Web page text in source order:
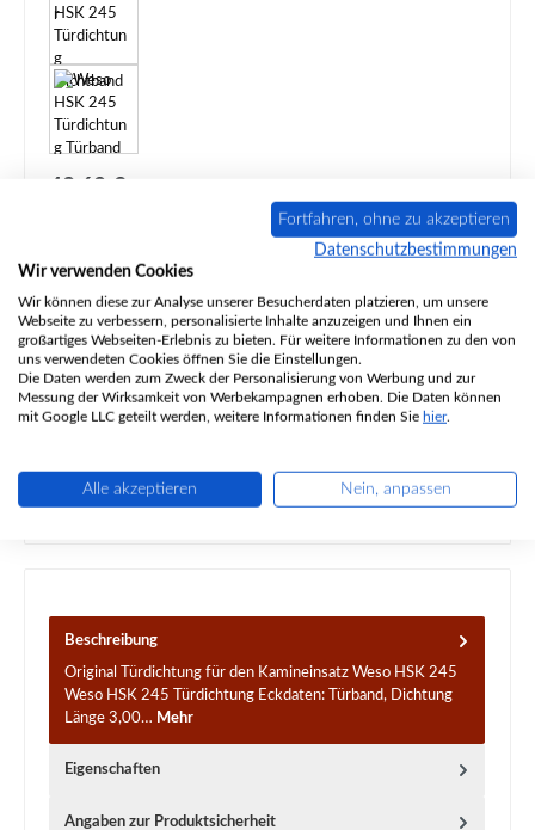
Regulärer Preis:
43,62 €
Preise inkl. MwSt. zzgl. Versandkosten / Versandkostenfrei ab 399,- €
Lieferzeit ca. 2-3 Wochen
Produkt Anzahl: Gib den gewünschten Wert ein oder benutze die Schaltflächen um
In den Warenkorb
Beschreibung
Original Türdichtung für den Kamineinsatz Weso HSK 245
Weso HSK 245 Türdichtung Eckdaten: Türband, Dichtung
Länge 3,00… Mehr
Eigenschaften
Angaben zur Produktsicherheit
Fortfahren, ohne zu akzeptieren
Datenschutzbestimmungen
Wir verwenden Cookies
Wir können diese zur Analyse unserer Besucherdaten platzieren, um unsere
Webseite zu verbessern, personalisierte Inhalte anzuzeigen und Ihnen ein
großartiges Webseiten-Erlebnis zu bieten. Für weitere Informationen zu den von
uns verwendeten Cookies öffnen Sie die Einstellungen.
Die Daten werden zum Zweck der Personalisierung von Werbung und zur
Messung der Wirksamkeit von Werbekampagnen erhoben. Die Daten können
mit Google LLC geteilt werden, weitere Informationen finden Sie hier.
Alle akzeptieren Nein, anpassen